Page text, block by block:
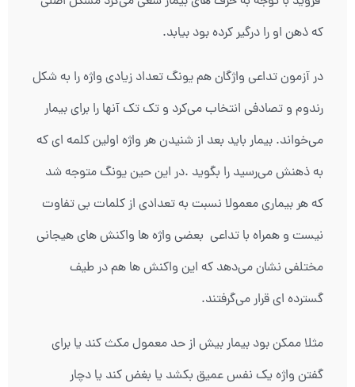
که ذهن او را درگیر کرده بود بیابد.
در آزمون تداعی واژگان هم یونگ تعداد زیادی واژه را به شکل
رندوم و تصادفی انتخاب می‌کرد و تک تک آنها را برای بیمار
می‌خواند. بیمار باید بعد از شنیدن هر واژه اولین کلمه ای که
به ذهنش می‌رسید را بگوید .در این حین یونگ متوجه شد
که هر بیماری معمولا نسبت به تعدادی از کلمات بی تفاوت
نیست و همراه با تداعی بعضی واژه ها واکنش های هیجانی
مختلفی نشان می‌دهد که این واکنش ها هم در طیف
گسترده ای قرار می‌گرفتند.
مثلا ممکن بود بیمار بیش از حد معمول مکث کند یا برای
گفتن واژه یک نفس عمیق بکشد یا بغض کند یا دچار